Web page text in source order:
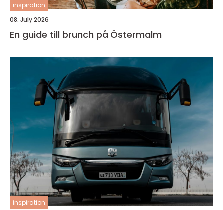
inspiration
08. July 2026
En guide till brunch på Östermalm
inspiration